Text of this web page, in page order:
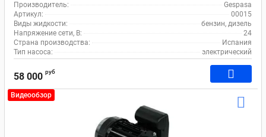
Производитель:
Gespasa
Артикул:
00015
Виды жидкости:
бензин, дизель
Напряжение сети, В:
24
Страна производства:
Испания
Тип насоса:
электрический
58 000 руб
Видеообзор